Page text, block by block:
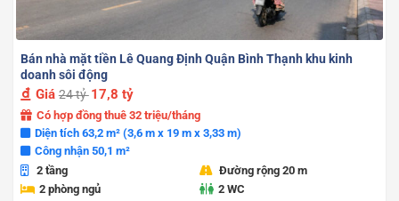
Bán nhà mặt tiền Lê Quang Định Quận Bình Thạnh khu kinh
doanh sôi động
Giá24 tỷ 17,8 tỷ
Có hợp đồng thuê 32 triệu/tháng
Diện tích 63,2 m² (3,6 m x 19 m x 3,33 m)
Công nhận 50,1 m²
2 tầng
Đường rộng 20 m
2 phòng ngủ
2 WC